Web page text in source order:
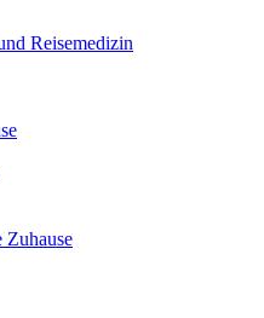
Reisemedizin
Zuhause